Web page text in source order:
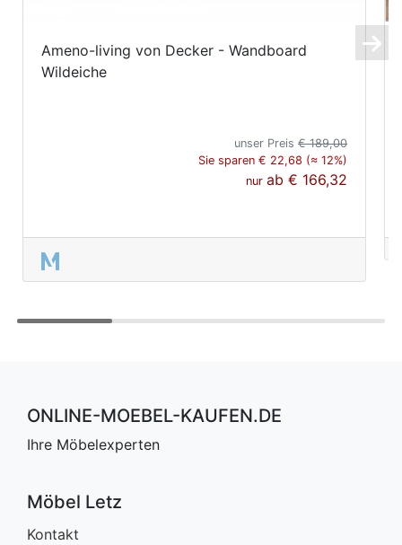
Ameno-living von Decker - Wandboard
Wildeiche
unser Preis€ 189,00
Sie sparen € 22,68 (≈ 12%)
nurab€ 166,32
ONLINE-MOEBEL-KAUFEN.DE
Ihre Möbelexperten
Möbel Letz
Kontakt